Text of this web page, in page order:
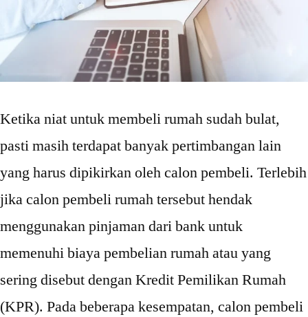
Ketika niat untuk membeli rumah sudah bulat,
pasti masih terdapat banyak pertimbangan lain
yang harus dipikirkan oleh calon pembeli. Terlebih
jika calon pembeli rumah tersebut hendak
menggunakan pinjaman dari bank untuk
memenuhi biaya pembelian rumah atau yang
sering disebut dengan Kredit Pemilikan Rumah
(KPR). Pada beberapa kesempatan, calon pembeli